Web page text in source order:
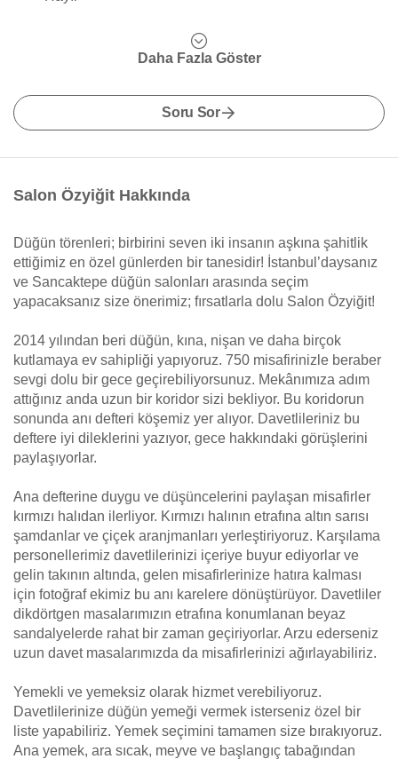
Daha Fazla Göster
Soru Sor
Salon Özyiğit Hakkında
Düğün törenleri; birbirini seven iki insanın aşkına şahitlik
ettiğimiz en özel günlerden bir tanesidir! İstanbul’daysanız
ve Sancaktepe düğün salonları arasında seçim
yapacaksanız size önerimiz; fırsatlarla dolu Salon Özyiğit!
2014 yılından beri düğün, kına, nişan ve daha birçok
kutlamaya ev sahipliği yapıyoruz. 750 misafirinizle beraber
sevgi dolu bir gece geçirebiliyorsunuz. Mekânımıza adım
attığınız anda uzun bir koridor sizi bekliyor. Bu koridorun
sonunda anı defteri köşemiz yer alıyor. Davetlileriniz bu
deftere iyi dileklerini yazıyor, gece hakkındaki görüşlerini
paylaşıyorlar.
Ana defterine duygu ve düşüncelerini paylaşan misafirler
kırmızı halıdan ilerliyor. Kırmızı halının etrafına altın sarısı
şamdanlar ve çiçek aranjmanları yerleştiriyoruz. Karşılama
personellerimiz davetlilerinizi içeriye buyur ediyorlar ve
gelin takının altında, gelen misafirlerinize hatıra kalması
için fotoğraf ekimiz bu anı karelere dönüştürüyor. Davetliler
dikdörtgen masalarımızın etrafına konumlanan beyaz
sandalyelerde rahat bir zaman geçiriyorlar. Arzu ederseniz
uzun davet masalarımızda da misafirlerinizi ağırlayabiliriz.
Yemekli ve yemeksiz olarak hizmet verebiliyoruz.
Davetlilerinize düğün yemeği vermek isterseniz özel bir
liste yapabiliriz. Yemek seçimini tamamen size bırakıyoruz.
Ana yemek, ara sıcak, meyve ve başlangıç tabağından